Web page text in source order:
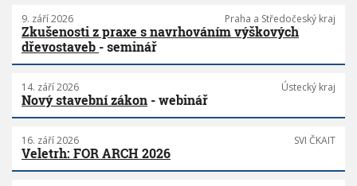
9. září 2026 Praha a Středočeský kraj
Zkušenosti z praxe s navrhováním výškových
dřevostaveb - seminář
14. září 2026 Ústecký kraj
Nový stavební zákon - webinář
16. září 2026 SVI ČKAIT
Veletrh: FOR ARCH 2026